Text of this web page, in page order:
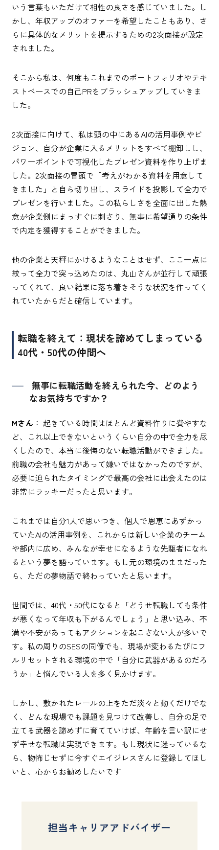
いう言葉もいただけて相性の良さを感じていました。し
かし、年収アップのオファーを希望したこともあり、さ
らに具体的なメリットを提示するための2次面接が設定
されました。
そこから私は、何度もこれまでのポートフォリオやテキ
ストベースでの自己PRをブラッシュアップしていきま
した。
2次面接に向けて、私は頭の中にあるAIの活用事例やビ
ジョン、自分が企業に入るメリットをすべて棚卸しし、
パワーポイントで可視化したプレゼン資料を作り上げま
した。2次面接の冒頭で「考えがわかる資料を用意して
きました」と自ら切り出し、スライドを投影して全力で
プレゼンを行いました。この私らしさを全面に出した熱
意が企業側にまっすぐに刺さり、無事に希望通りの条件
で内定を獲得することができました。
他の企業と天秤にかけるようなことはせず、ここ一点に
絞って全力で突っ込めたのは、丸山さんが並行して頑張
ってくれて、良い結果に落ち着きそうな状況を作ってく
れていたからだと確信しています。
転職を終えて：現状を諦めてしまっている
40代・50代の仲間へ
無事に転職活動を終えられた今、どのよう
なお気持ちですか？
Mさん ： 起きている時間はほとんど資料作りに費やすな
ど、これ以上できないというくらい自分の中で全力を尽
くしたので、本当に後悔のない転職活動ができました。
前職の会社も魅力があって嫌いではなかったのですが、
必要に迫られたタイミングで最高の会社に出会えたのは
非常にラッキーだったと思います。
これまでは自分1人で思いつき、個人で恩恵にあずかっ
ていたAIの活用事例を、これからは新しい企業のチーム
や部内に広め、みんなが幸せになるような先駆者になれ
るという夢を語っています。もし元の環境のままだった
ら、ただの夢物語で終わっていたと思います。
世間では、40代・50代になると「どうせ転職しても条件
が悪くなって年収も下がるんでしょう」と思い込み、不
満や不安があってもアクションを起こさない人が多いで
す。私の周りのSESの同僚でも、現場が変わるたびにフ
ルリセットされる環境の中で「自分に武器があるのだろ
うか」と悩んでいる人を多く見かけます。
しかし、敷かれたレールの上をただ淡々と動くだけでな
く、どんな現場でも課題を見つけて改善し、自分の足で
立てる武器を諦めずに育てていけば、年齢を言い訳にせ
ず幸せな転職は実現できます。もし現状に迷っているな
ら、物怖じせずに今すぐエイジレスさんに登録してほし
いと、心からお勧めしたいです
担当キャリアアドバイザー